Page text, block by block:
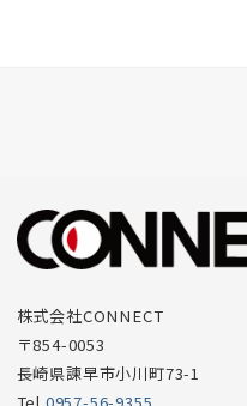
株式会社CONNECT
〒854-0053
長崎県諫早市小川町73-1